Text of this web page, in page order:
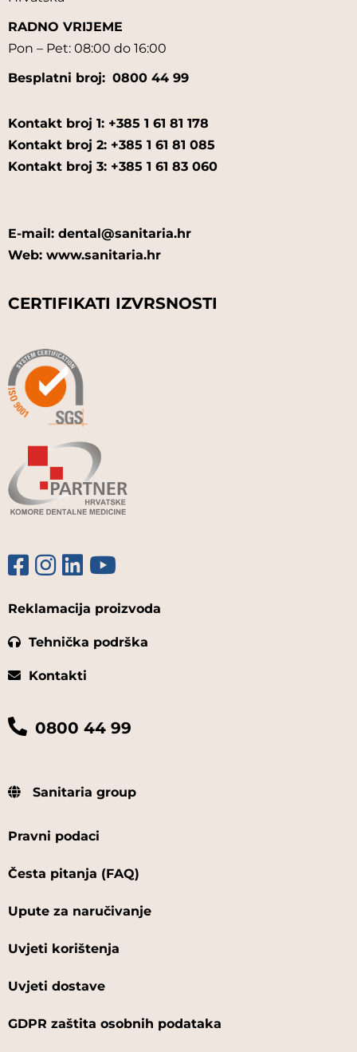
RADNO VRIJEME
Pon – Pet: 08:00 do 16:00
Besplatni broj: 0800 44 99
Kontakt broj 1: +385 1 61 81 178
Kontakt broj 2: +385 1 61 81 085
Kontakt broj 3: +385 1 61 83 060
E-mail: dental@sanitaria.hr
Web: www.sanitaria.hr
CERTIFIKATI IZVRSNOSTI
Reklamacija proizvoda
Tehnička podrška
Kontakti
0800 44 99
Sanitaria group
Pravni podaci
Česta pitanja (FAQ)
Upute za naručivanje
Uvjeti korištenja
Uvjeti dostave
GDPR zaštita osobnih podataka